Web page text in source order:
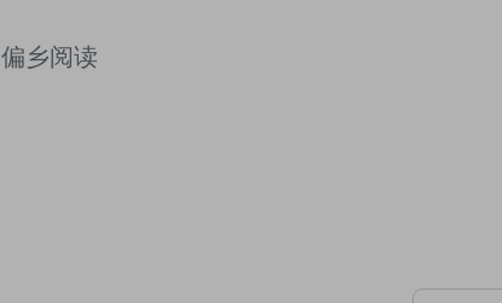
相见欢
偏乡阅读